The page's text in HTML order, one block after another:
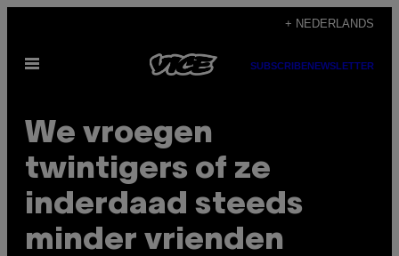
de
+ NEDERLANDS
Open
SUBSCRIBENEWSLETTER
We vroegen
twintigers of ze
inderdaad steeds
minder vrienden